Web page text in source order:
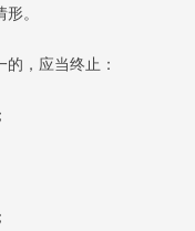
。
，应当终止：